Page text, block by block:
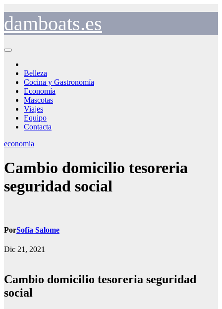
contenido
damboats.es
Belleza
Cocina y Gastronomía
Economía
Mascotas
Viajes
Equipo
Contacta
economia
Cambio domicilio tesoreria
seguridad social
PorSofía Salome
Dic 21, 2021
Cambio domicilio tesoreria seguridad
social